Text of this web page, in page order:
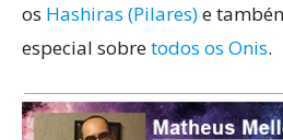
os Hashiras (Pilares)e
especial sobretodos os Onis.